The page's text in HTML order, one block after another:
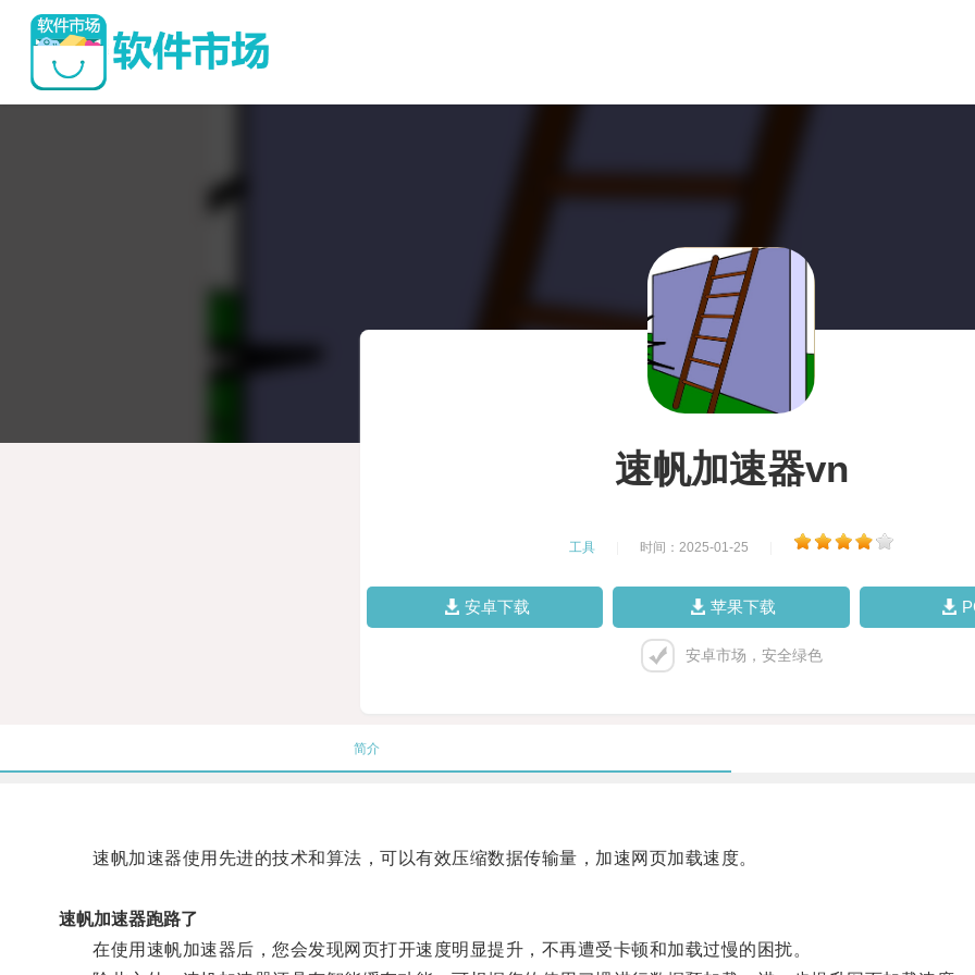
速帆加速器vn
工具 时间：2025-01-25
安卓下载 苹果下载
安卓市场，安全绿色
简介
速帆加速器使用先进的技术和算法，可以有效压缩数据传输量，加速网页加载速度。
速帆加速器跑路了
在使用速帆加速器后，您会发现网页打开速度明显提升，不再遭受卡顿和加载过慢的困扰。